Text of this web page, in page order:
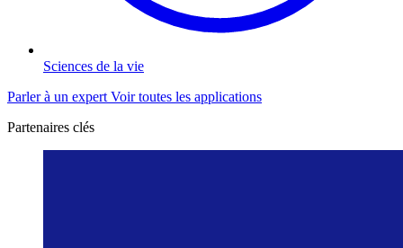
Sciences de la vie
Parler à un expert Voir toutes les applications
Partenaires clés